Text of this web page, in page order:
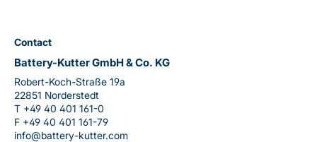
Contact
Battery-Kutter GmbH & Co. KG
Robert-Koch-Straße 19a
22851 Norderstedt
T +49 40 401 161-0
F +49 40 401 161-79
info@battery-kutter.com